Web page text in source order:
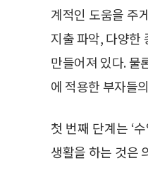
계적인 도움을 주
지출 파악, 다양한
만들어져 있다. 물
에 적용한 부자들
첫 번째 단계는 ‘
생활을 하는 것은